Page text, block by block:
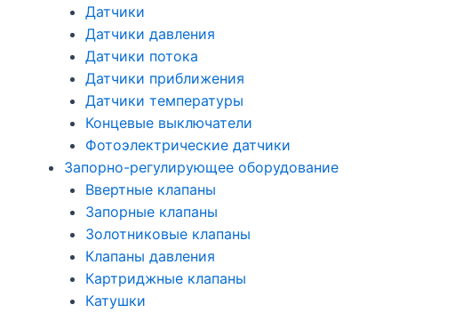
Датчики
Датчики давления
Датчики потока
Датчики приближения
Датчики температуры
Концевые выключатели
Фотоэлектрические датчики
Запорно-регулирующее оборудование
Ввертные клапаны
Запорные клапаны
Золотниковые клапаны
Клапаны давления
Картриджные клапаны
Катушки